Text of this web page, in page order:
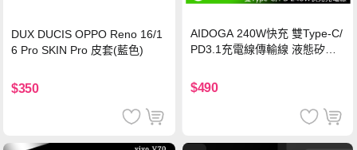
DUX DUCIS OPPO Reno 16/1
6 Pro SKIN Pro 皮套(藍色)
$350
AIDOGA 240W快充 雙Type-C/
PD3.1充電線傳輸線 液態矽膠
機/平板/筆電
$490